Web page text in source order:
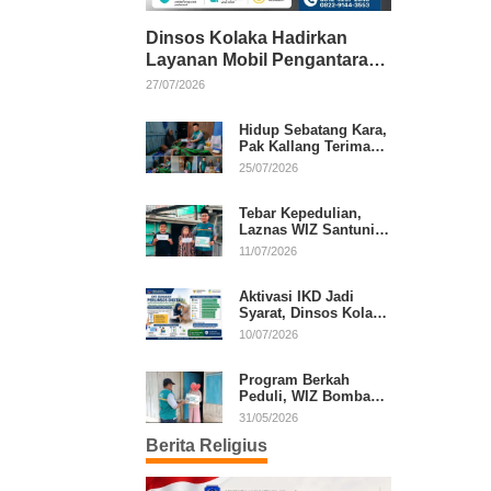
Dinsos Kolaka Hadirkan
Layanan Mobil Pengantaran
Gratis bagi Pasien Penerima
27/07/2026
Hidup Sebatang Kara,
Pak Kallang Terima
Bantuan dari Laznas
25/07/2026
Tebar Kepedulian,
Laznas WIZ Santuni
Anak Yatim dan
11/07/2026
Aktivasi IKD Jadi
Syarat, Dinsos Kolaka
Sosialisasikan
10/07/2026
Program Berkah
Peduli, WIZ Bombana
Bantu Lansia dan
31/05/2026
Berita Religius